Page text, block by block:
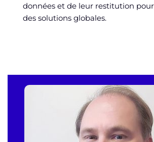
données et de leur restitution
des solutions globales.